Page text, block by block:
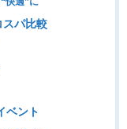
スパ比較
ベント